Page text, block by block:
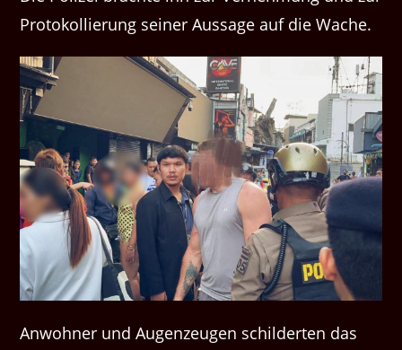
Protokollierung seiner Aussage auf die Wache.
Anwohner und Augenzeugen schilderten das